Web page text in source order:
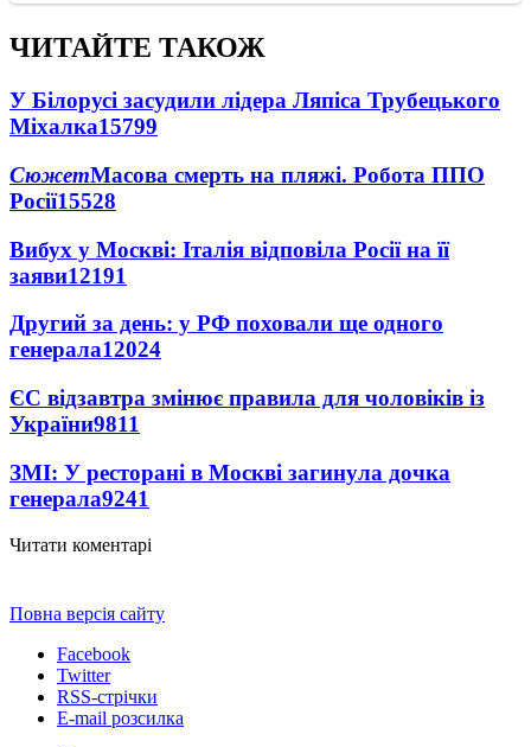
ЧИТАЙТЕ ТАКОЖ
У Білорусі засудили лідера Ляпіса Трубецького
Міхалка15799
СюжетМасова смерть на пляжі. Робота ППО
Росії15528
Вибух у Москві: Італія відповіла Росії на її
заяви12191
Другий за день: у РФ поховали ще одного
генерала12024
ЄС відзавтра змінює правила для чоловіків із
України9811
ЗМІ: У ресторані в Москві загинула дочка
генерала9241
Читати коментарі
Повна версія сайту
Facebook
Twitter
RSS-стрічки
E-mail розсилка